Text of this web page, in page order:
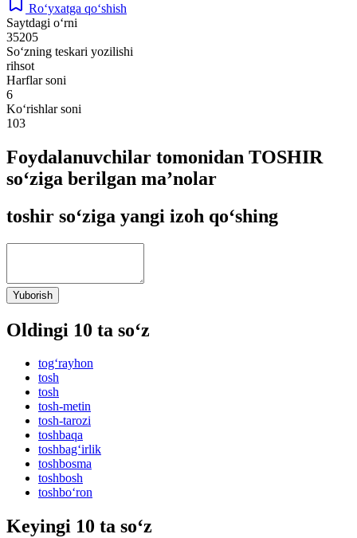
Ro‘yxatga qo‘shish
Saytdagi o‘rni
35205
So‘zning teskari yozilishi
rihsot
Harflar soni
6
Ko‘rishlar soni
103
Foydalanuvchilar tomonidan TOSHIR
so‘ziga berilgan ma’nolar
toshir so‘ziga yangi izoh qo‘shing
Yuborish
Oldingi 10 ta so‘z
tog‘rayhon
tosh
tosh
tosh-metin
tosh-tarozi
toshbaqa
toshbag‘irlik
toshbosma
toshbosh
toshbo‘ron
Keyingi 10 ta so‘z